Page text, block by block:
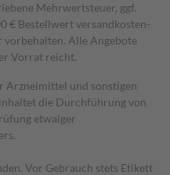
Mehrwertsteuer, ggf.
€ Bestell­wert versand­kosten­
Alle Angebote
Vorrat reicht.
Arzneimittel und sonstigen
die Durchführung von
etwaiger
Vor Gebrauch stets Etikett